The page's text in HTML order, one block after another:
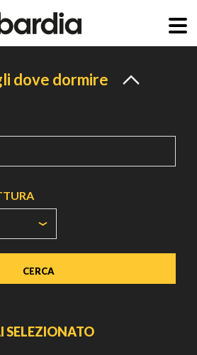
dove dormire
SELEZIONATO